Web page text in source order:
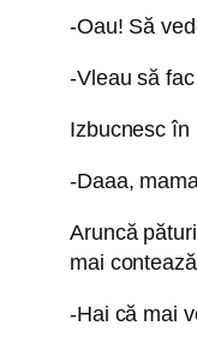
-Oau! Să
-Vleau să
Izbucnesc
-Daaa,
Aruncă
mai
-Hai că mai